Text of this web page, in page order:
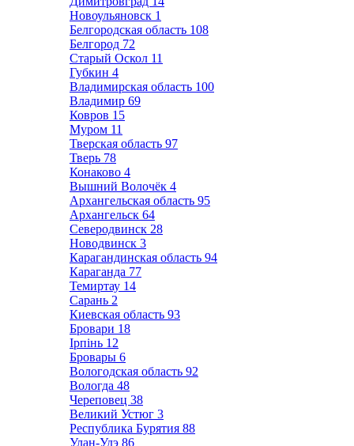
Новоульяновск 1
Белгородская область 108
Белгород 72
Старый Оскол 11
Губкин 4
Владимирская область 100
Владимир 69
Ковров 15
Муром 11
Тверская область 97
Тверь 78
Конаково 4
Вышний Волочёк 4
Архангельская область 95
Архангельск 64
Северодвинск 28
Новодвинск 3
Карагандинская область 94
Караганда 77
Темиртау 14
Сарань 2
Киевская область 93
Бровари 18
Ірпінь 12
Бровары 6
Вологодская область 92
Вологда 48
Череповец 38
Великий Устюг 3
Республика Бурятия 88
Улан-Удэ 86